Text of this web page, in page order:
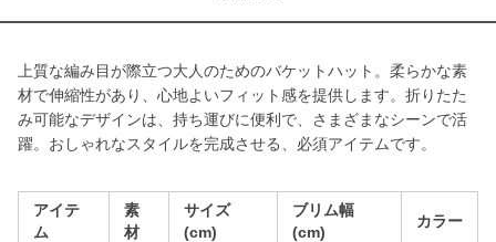
上質な編み目が際立つ大人のためのバケットハット。柔らかな素
材で伸縮性があり、心地よいフィット感を提供します。折りたた
み可能なデザインは、持ち運びに便利で、さまざまなシーンで活
躍。おしゃれなスタイルを完成させる、必須アイテムです。
アイテ
ム
素
材
サイズ
(cm)
ブリム幅
(cm)
カラー